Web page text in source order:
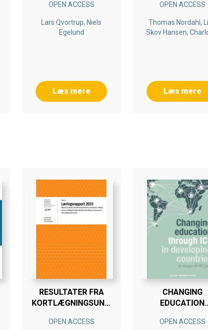
OPEN ACCESS
Lars Qvortrup, Niels
Egelund
Læs mere
OPEN ACCESS
Thomas Nordahl,
Skov Hansen,
Læs mere
RESULTATER FRA
KORTLÆGNINGSUNDERSØGELSE
KOMMUNER 2015
OPEN ACCESS
CHANGING
EDUCATION
DEVELOPING
OPEN ACCESS